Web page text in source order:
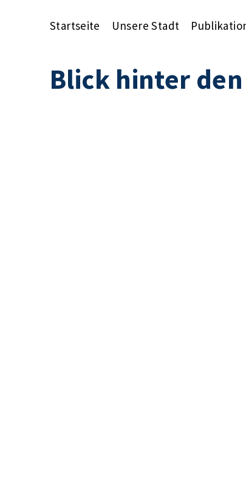
Startseite Unsere Stadt
Blick hinter